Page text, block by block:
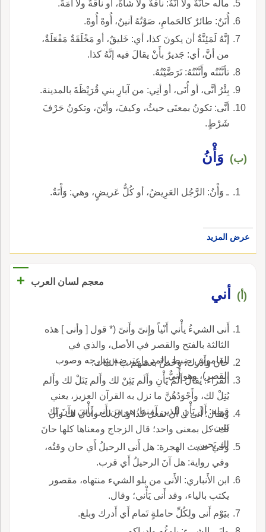
مالَه حانَّةٌ ولا آنَّةٌ: ناقةٌ ولا شاةٌ، أو ناقةٌ ولا أمَةٌ.
أُنَنٌ: طائرٌ كالحَمامِ، صَوْتُهُ أنينٌ، أُوهْ أُوهْ.
إنَّهُ لَمَئِنَّةٌ أن يكونَ كذا، أي: خَليقٌ، أو مَخْلَقَةٌ مَفْعَلَةٌ،
من أنَّ، أي: جَديرٌ بأَنْ يقالَ فيه إنَّهُ كذا.
تأنَّنْتُه وأَنَّنْتُهُ: تَرَضَّيْتُهُ.
بِئْرُ أنَّى، أو أُنَى، أو أنِي: من آبارِ بني قُرَيْظَةَ بالمدينة.
أنَّى: تكونُ بمعنَى حيثُ، وكيفَ، وأيْنَ، وتكونُ حَرْفَ
شَرْطٍ.
(ب) وَأْنُ
ـ وَأْنُ: الرَّجُل العَرِيضُ، أو كُلُّ عَريضٍ، وهي: وَأْنَةٌ.
عرض المزيد
معجم لسان العرب +
(أ) أني
أَنى الشيءُ يأْني أَنْياً وإِنىً وأَنىً (* قول [ وأنى ] هذه
الثالثة بالفتح والقصر في الأصل، والذي في
القاموس ضبط بالمد واعترضه شارحه وصوب
القصر)، وهو أَنيٌّ.
حان وأَدْرك، وخَصَّ بعضهم ب النبات.
الفراء: يقال أَلمْ يَأْنِ وأَلَم يَئِنْ لك وأَلم يَنَلْ لك وأَلم
يُنِلْ لك، وأَجْوَدُهُنَّ ما نزل به القرآن العزيز، يعني
قوله: أَل يَأْنِ للذين آمنوا؛ هو من أَنى يأْني وآنَ لك
يَئين.
ويقال: أَنى ل أَن تفعل كذا ونالَ لك وأَنالَ لك وآن
لك، كل بمعنى واحد؛ قال الزجاج ومعناها كلها حانَ
لك يَحين.
وفي حديث الهجرة: هل أَنى الرحيلُ أَي حان وقتُه،
وفي رواية: هل آنَ الرحيلُ أَي قرب.
ابن الأَنباري: الأَنى من بلو الشيء منتهاه، مقصور
يكتب بالياء، وقد أَنى يَأْني؛ وقال.
بيَوْم أَنى ولِكُلِّ حاملةٍ تَمام أَي أَدرك وبلغ.